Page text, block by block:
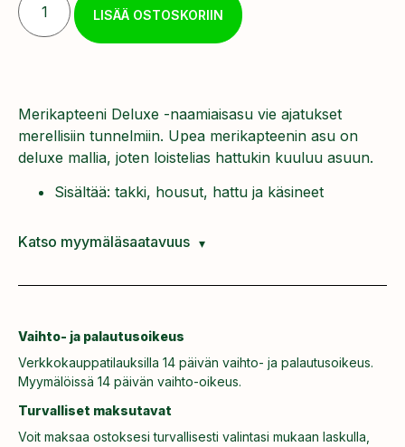
LISÄÄ OSTOSKORIIN
Merikapteeni Deluxe -naamiaisasu vie ajatukset
merellisiin tunnelmiin. Upea merikapteenin asu on
deluxe mallia, joten loistelias hattukin kuuluu asuun.
Sisältää: takki, housut, hattu ja käsineet
Katso myymäläsaatavuus
Vaihto- ja palautusoikeus
Verkkokauppatilauksilla 14 päivän vaihto- ja palautusoikeus.
Myymälöissä 14 päivän vaihto-oikeus.
Turvalliset maksutavat
Voit maksaa ostoksesi turvallisesti valintasi mukaan laskulla,